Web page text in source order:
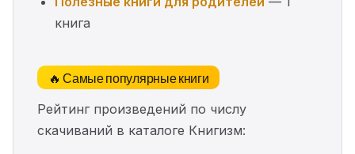
книга
🔥 Самые популярные книги
Рейтинг произведений по числу
скачиваний в каталоге Книгизм: